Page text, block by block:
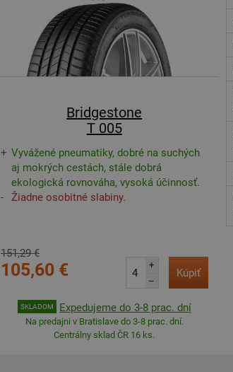
Bridgestone
T 005
Vyvážené pneumatiky, dobré na suchých
aj mokrých cestách, stále dobrá
ekologická rovnováha, vysoká účinnosť.
Žiadne osobitné slabiny.
151,29 €
105,60 €
+
–
Kúpiť
SKLADOM Expedujeme do 3-8 prac. dní
Na predajni v Bratislave do 3-8 prac. dní.
Centrálny sklad ČR 16 ks.